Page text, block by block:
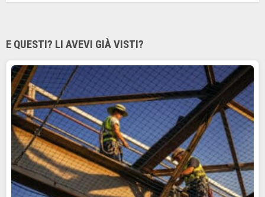
E QUESTI? LI AVEVI GIÀ VISTI?